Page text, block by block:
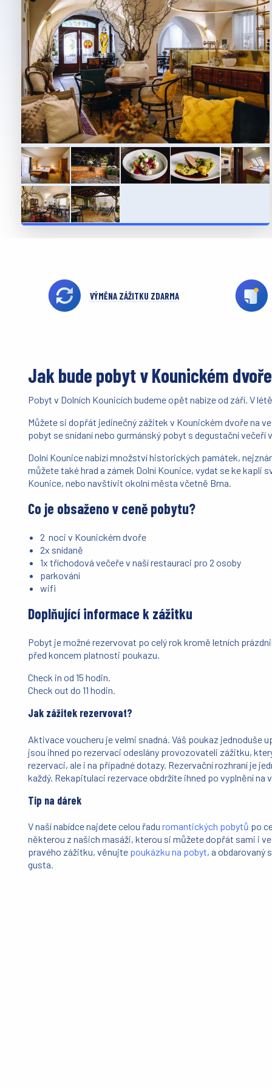
VÝMĚNA ZÁŽITKU ZDARMA
Jak bude pobyt v Kounickém
Pobyt v Dolních Kounicích budeme opět nabíze od září. V
Můžete si dopřát jedinečný zážitek v Kounickém dvoře na
pobyt se snídaní nebo gurmánský pobyt s degustační večeří
Dolní Kounice nabízí množství historických památek,
můžete také hrad a zámek Dolní Kounice, vydat se ke kapli
Kounice, nebo navštívit okolní města včetně Brna.
Co je obsaženo v ceně pobytu?
2 noci v Kounickém dvoře
2x snídaně
1x tříchodová večeře v naší restauraci pro 2 osoby
parkování
wifi
Doplňující informace k zážitku
Pobyt je možné rezervovat po celý rok kromě letních
před koncem platnosti poukazu.
Check in od 15 hodin.
Check out do 11 hodin.
Jak zážitek rezervovat?
Aktivace voucheru je velmi snadná. Váš poukaz jednoduše
jsou ihned po rezervaci odeslány provozovateli zážitku,
rezervaci, ale i na případné dotazy. Rezervační rozhraní je
každý. Rekapitulaci rezervace obdržíte ihned po vyplnění na
Tip na dárek
V naší nabídce najdete celou řaduromantických pobytů po
některou z našich masáži, kterou si můžete dopřát sami i
pravého zážitku, věnujte poukázku na pobyt, a obdarovaný
gusta.